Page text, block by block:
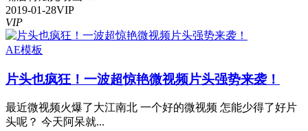
2019-01-28VIP
VIP
AE模板
片头也疯狂！一波超惊艳微视频片头强势来袭！
最近微视频火爆了大江南北 一个好的微视频 怎能少得了好片
头呢？ 今天阿呆就...